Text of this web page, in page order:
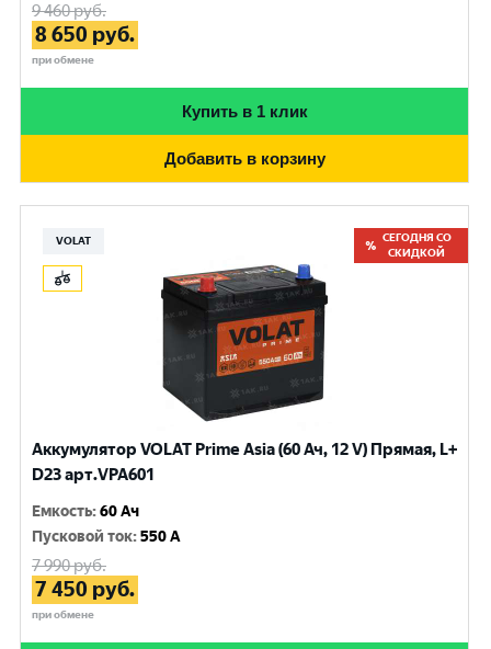
9 460руб.
8 650 руб.
при обмене
Купить в 1 клик
Добавить в корзину
VOLAT
СЕГОДНЯ СО
СКИДКОЙ
Аккумулятор VOLAT Prime Asia (60 Ач, 12 V) Прямая, L+
D23 арт.VPA601
Емкость:60 Ач
Пусковой ток:550 A
7 990руб.
7 450 руб.
при обмене